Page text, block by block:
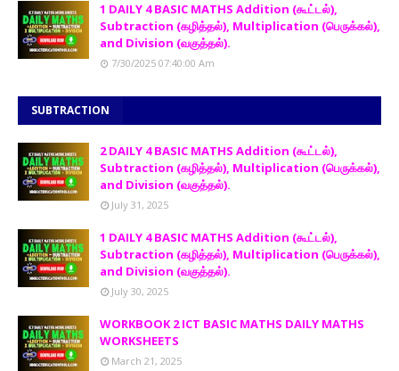
1 DAILY 4 BASIC MATHS Addition (கூட்டல்),
Subtraction (கழித்தல்), Multiplication (பெருக்கல்),
and Division (வகுத்தல்).
7/30/2025 07:40:00 Am
SUBTRACTION
2 DAILY 4 BASIC MATHS Addition (கூட்டல்),
Subtraction (கழித்தல்), Multiplication (பெருக்கல்),
and Division (வகுத்தல்).
July 31, 2025
1 DAILY 4 BASIC MATHS Addition (கூட்டல்),
Subtraction (கழித்தல்), Multiplication (பெருக்கல்),
and Division (வகுத்தல்).
July 30, 2025
WORKBOOK 2 ICT BASIC MATHS DAILY MATHS
WORKSHEETS
March 21, 2025